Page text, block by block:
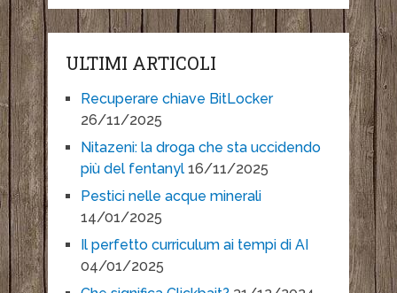
ULTIMI ARTICOLI
Recuperare chiave BitLocker
26/11/2025
Nitazeni: la droga che sta uccidendo
più del fentanyl 16/11/2025
Pestici nelle acque minerali
14/01/2025
Il perfetto curriculum ai tempi di AI
04/01/2025